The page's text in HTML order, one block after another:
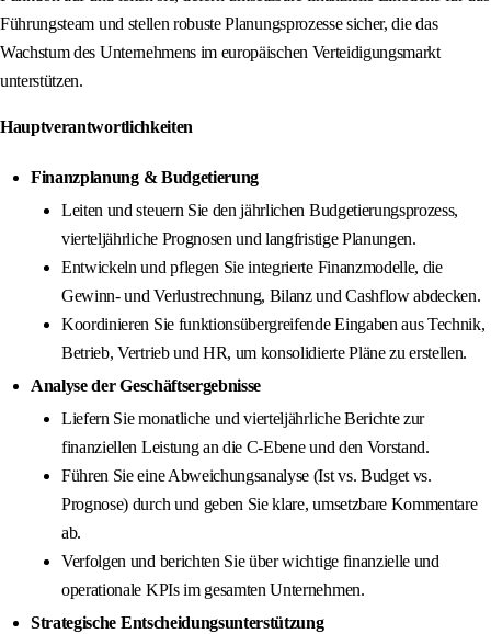
Führungsteam und stellen robuste Planungsprozesse sicher, die das
Wachstum des Unternehmens im europäischen Verteidigungsmarkt
unterstützen.
Hauptverantwortlichkeiten
Finanzplanung & Budgetierung
Leiten und steuern Sie den jährlichen Budgetierungsprozess,
vierteljährliche Prognosen und langfristige Planungen.
Entwickeln und pflegen Sie integrierte Finanzmodelle, die
Gewinn- und Verlustrechnung, Bilanz und Cashflow abdecken.
Koordinieren Sie funktionsübergreifende Eingaben aus Technik,
Betrieb, Vertrieb und HR, um konsolidierte Pläne zu erstellen.
Analyse der Geschäftsergebnisse
Liefern Sie monatliche und vierteljährliche Berichte zur
finanziellen Leistung an die C-Ebene und den Vorstand.
Führen Sie eine Abweichungsanalyse (Ist vs. Budget vs.
Prognose) durch und geben Sie klare, umsetzbare Kommentare
ab.
Verfolgen und berichten Sie über wichtige finanzielle und
operationale KPIs im gesamten Unternehmen.
Strategische Entscheidungsunterstützung